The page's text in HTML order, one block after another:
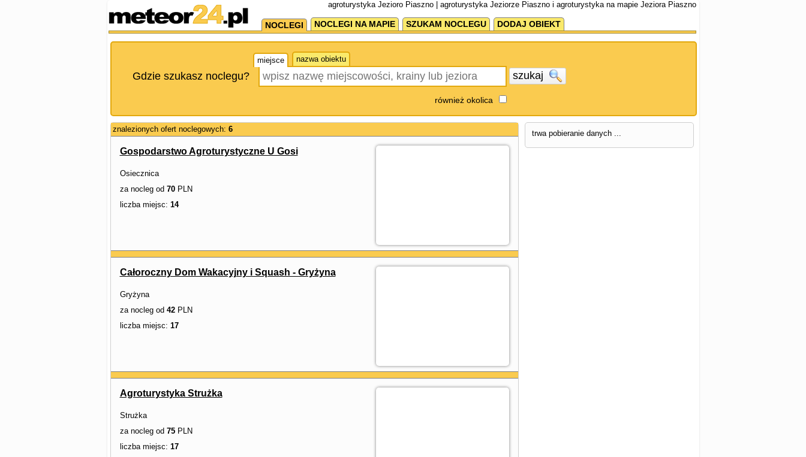
agroturystyka Jezioro Piaszno | agroturystyka Jeziorze Piaszno i agroturystyka na mapie Jeziora Piaszno
NOCLEGI NOCLEGI NA MAPIE SZUKAM NOCLEGU DODAJ OBIEKT
miejsce nazwa obiektu
Gdzie szukasz noclegu? szukaj
również okolica
znalezionych ofert noclegowych: 6
Gospodarstwo Agroturystyczne U Gosi
Osiecznica
za nocleg od 70PLN
liczba miejsc: 14
Całoroczny Dom Wakacyjny i Squash - Gryżyna
Gryżyna
za nocleg od 42PLN
liczba miejsc: 17
Agroturystyka Strużka
Strużka
za nocleg od 75PLN
liczba miejsc: 17
trwa pobieranie danych ...